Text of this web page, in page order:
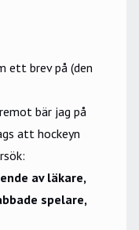
ett brev på (den
bär jag på
att hockeyn
av läkare,
spelare,